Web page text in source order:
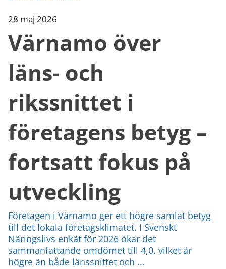
28 maj 2026
Värnamo över
läns- och
rikssnittet i
företagens betyg –
fortsatt fokus på
utveckling
Företagen i Värnamo ger ett högre samlat betyg
till det lokala företagsklimatet. I Svenskt
Näringslivs enkät för 2026 ökar det
sammanfattande omdömet till 4,0, vilket är
högre än både länssnittet och ...